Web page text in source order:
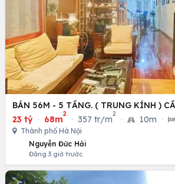
BÁN 56M - 5 TẦNG. ( TRUNG KÍNH )
23 tỷ · 68m
2
· 357 tr/m
2
· 10m ·
Thành phố Hà Nội
Nguyễn Đức Hải
Đăng 3 giờ trước